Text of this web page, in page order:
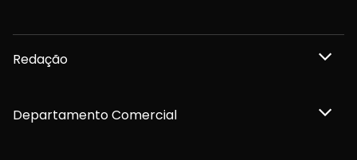
Redação
Departamento Comercial